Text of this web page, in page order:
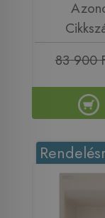
83 900